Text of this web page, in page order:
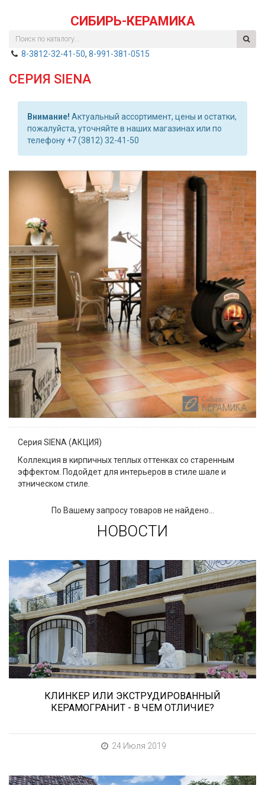
СИБИРЬ-КЕРАМИКА
8-3812-32-41-50, 8-991-381-0515
СЕРИЯ SIENA
Внимание! Актуальный ассортимент, цены и остатки,
пожалуйста, уточняйте в наших магазинах или по
телефону +7 (3812) 32-41-50
Серия SIENA (АКЦИЯ)
Коллекция в кирпичных теплых оттенках со старенным
эффектом. Подойдет для интерьеров в стиле шале и
этническом стиле.
По Вашему запросу товаров не найдено...
НОВОСТИ
Сегодня «клинкером» называют все подряд...
и напольную плитку и ступени (фронтальные,
угловые) для облицовки крыльца, фасадную
плитку и другие материалы преимущественно
для экстерьерной отделки домов, зон
мангала, барбекю, лестниц и...
КЛИНКЕР ИЛИ ЭКСТРУДИРОВАННЫЙ
КЕРАМОГРАНИТ - В ЧЕМ ОТЛИЧИЕ?
24 Июля 2019